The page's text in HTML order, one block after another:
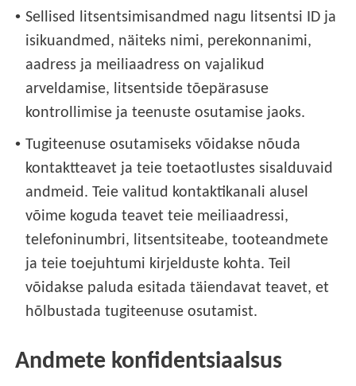
• Sellised litsentsimisandmed nagu litsentsi ID ja
isikuandmed, näiteks nimi, perekonnanimi,
aadress ja meiliaadress on vajalikud
arveldamise, litsentside tõepärasuse
kontrollimise ja teenuste osutamise jaoks.
• Tugiteenuse osutamiseks võidakse nõuda
kontaktteavet ja teie toetaotlustes sisalduvaid
andmeid. Teie valitud kontaktikanali alusel
võime koguda teavet teie meiliaadressi,
telefoninumbri, litsentsiteabe, tooteandmete
ja teie toejuhtumi kirjelduste kohta. Teil
võidakse paluda esitada täiendavat teavet, et
hõlbustada tugiteenuse osutamist.
Andmete konfidentsiaalsus